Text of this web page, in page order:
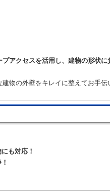
プアクセスを活用し、建物の形状
物の外壁をキレイに整えてお手伝
も対応！